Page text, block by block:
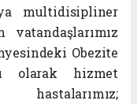
multidisipliner
Obezite
olarak hizmet